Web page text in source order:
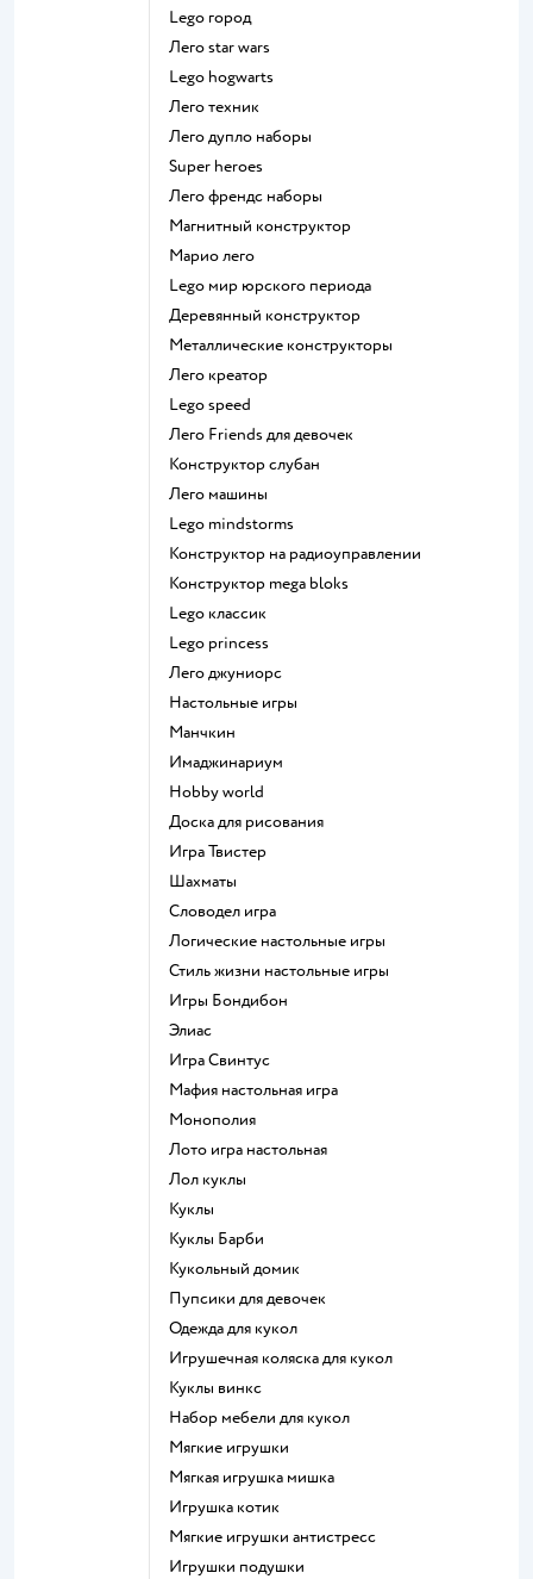
Lego город
Лего star wars
Lego hogwarts
Лего техник
Лего дупло наборы
Super heroes
Лего френдс наборы
Магнитный конструктор
Марио лего
Lego мир юрского периода
Деревянный конструктор
Металлические конструкторы
Лего креатор
Lego speed
Лего Friends для девочек
Конструктор слубан
Лего машины
Lego mindstorms
Конструктор на радиоуправлении
Конструктор mega bloks
Lego классик
Lego princess
Лего джуниорс
Настольные игры
Манчкин
Имаджинариум
Hobby world
Доска для рисования
Игра Твистер
Шахматы
Словодел игра
Логические настольные игры
Стиль жизни настольные игры
Игры Бондибон
Элиас
Игра Свинтус
Мафия настольная игра
Монополия
Лото игра настольная
Лол куклы
Куклы
Куклы Барби
Кукольный домик
Пупсики для девочек
Одежда для кукол
Игрушечная коляска для кукол
Куклы винкс
Набор мебели для кукол
Мягкие игрушки
Мягкая игрушка мишка
Игрушка котик
Мягкие игрушки антистресс
Игрушки подушки